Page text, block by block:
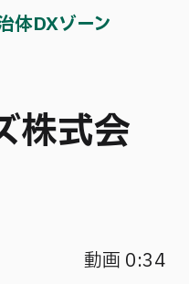
体DXゾーン
株式会
動画 0:34